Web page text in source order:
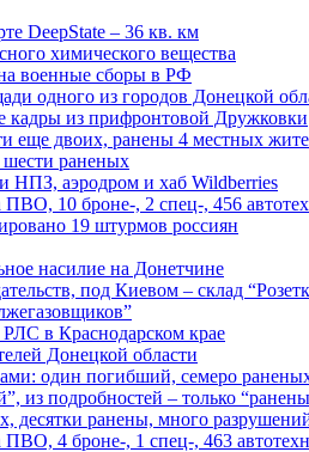
DeepState – 36 кв. км
химического вещества
военные сборы в РФ
одного из городов Донецкой
кадры из прифронтовой Дружковки
еще двоих, ранены 4 местных
шести раненых
НПЗ, аэродром и хаб Wildberries
10 броне-, 2 спец-, 456
19 штурмов россиян
насилие на Донетчине
под Киевом – склад
в Краснодарском крае
Донецкой области
один погибший, семеро
из подробностей – только
десятки ранены, много
4 броне-, 1 спец-, 463